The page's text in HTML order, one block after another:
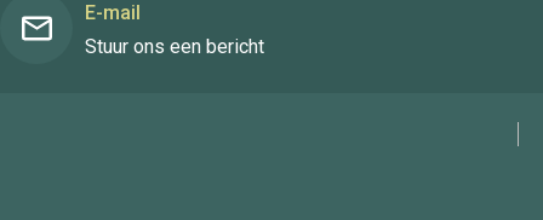
E-mail
Stuur ons een bericht